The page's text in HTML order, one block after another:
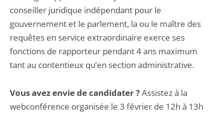
conseiller juridique indépendant pour le
gouvernement et le parlement, la ou le maître des
requêtes en service extraordinaire exerce ses
fonctions de rapporteur pendant 4 ans maximum
tant au contentieux qu’en section administrative.
Vous avez envie de candidater ?Assistez à la
webconférence organisée le 3 février de 12h à 13h